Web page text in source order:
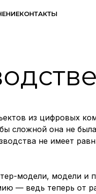
КОНТАКТЫ
из цифровых
сложной она не
не имеет
модели, модели и
— ведь теперь от